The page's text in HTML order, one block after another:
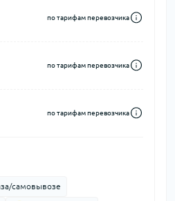
по тарифам перевозчика
по тарифам перевозчика
по тарифам перевозчика
самовывозе